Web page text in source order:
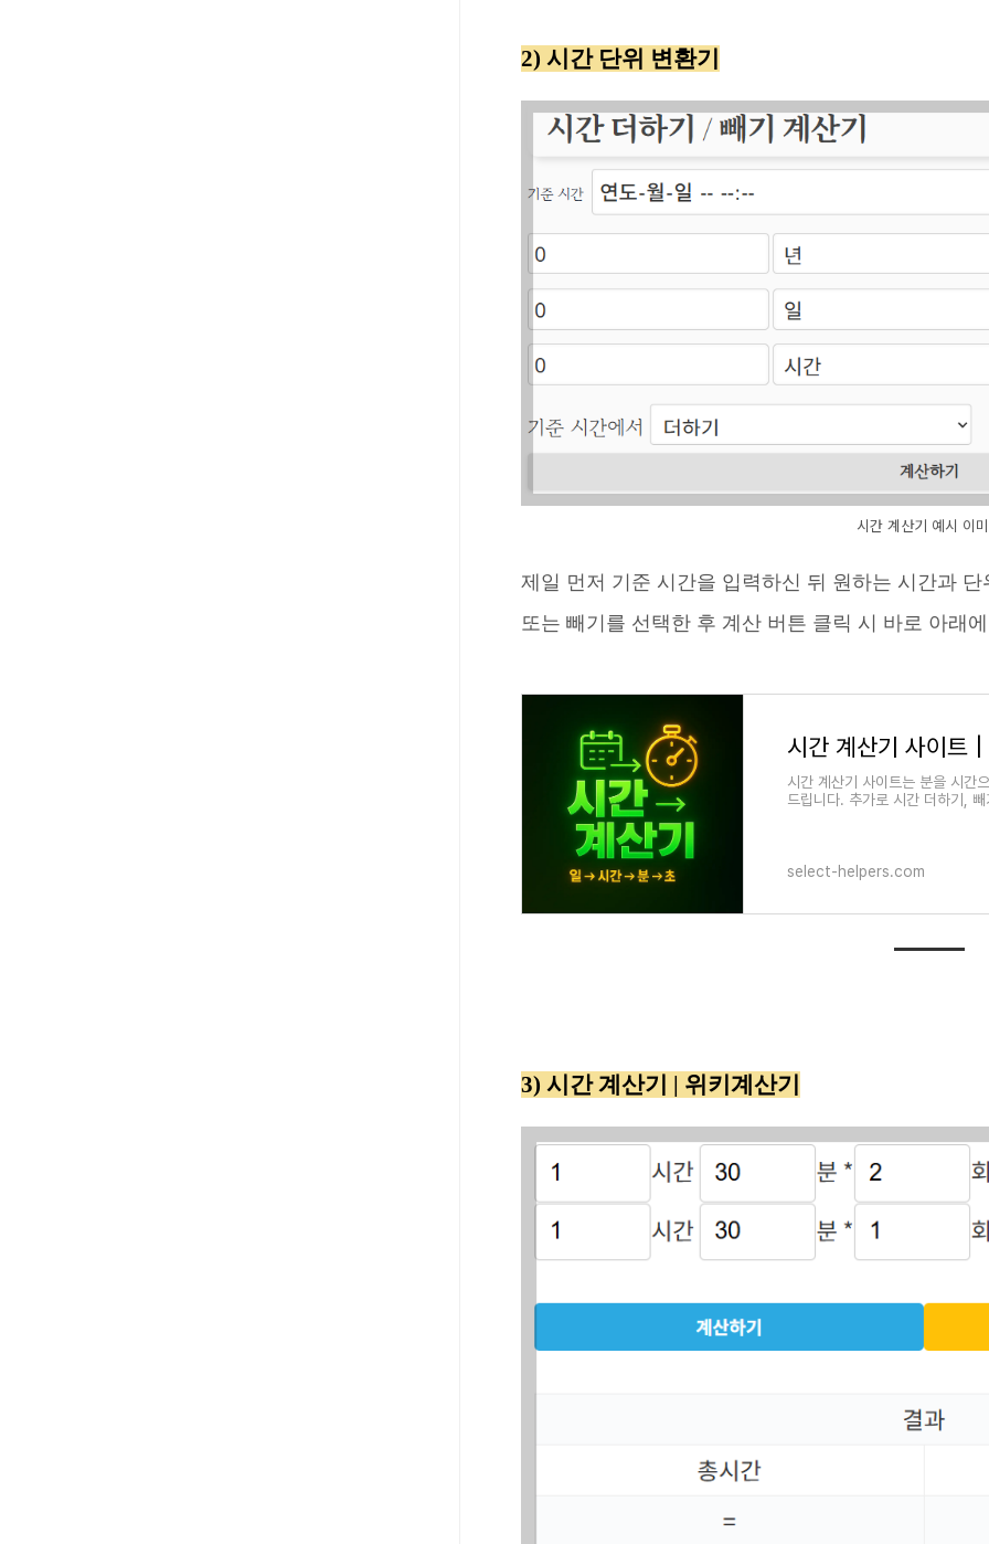
2) 시간 단위 변환기
시간 계산기 예시 이
제일 먼저 기준 시간을 입력하신 뒤 원하는 시간과
또는 빼기를 선택한 후 계산 버튼 클릭 시 바로 아래
시간 계산기 사이
시간 계산기 사이트는 분을 시간
드립니다. 추가로 시간 더하기,
select-helpers.com
3) 시간 계산기 | 위키계산기